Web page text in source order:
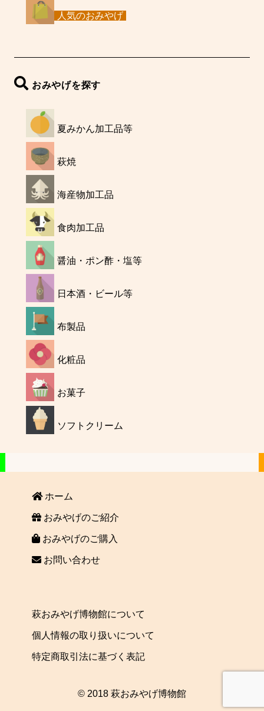
人気のおみやげ
おみやげを探す
夏みかん加工品等
萩焼
海産物加工品
食肉加工品
醤油・ポン酢・塩等
日本酒・ビール等
布製品
化粧品
お菓子
ソフトクリーム
ホーム
おみやげのご紹介
おみやげのご購入
お問い合わせ
萩おみやげ博物館について
個人情報の取り扱いについて
特定商取引法に基づく表記
© 2018 萩おみやげ博物館